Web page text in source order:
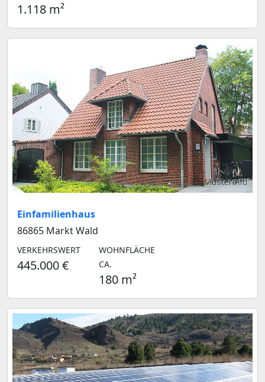
1.118 m²
Musterbild
Einfamilienhaus
86865 Markt Wald
VERKEHRSWERT
445.000 €
WOHNFLÄCHE
CA.
180 m²